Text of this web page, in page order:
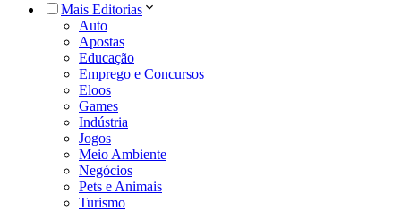
Mais Editorias
Auto
Apostas
Educação
Emprego e Concursos
Eloos
Games
Indústria
Jogos
Meio Ambiente
Negócios
Pets e Animais
Turismo